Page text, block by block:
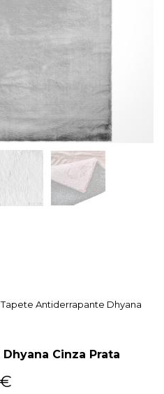
Devoluções
condições
Tapete Antiderrapante Dhyana
Cinza Prata
€